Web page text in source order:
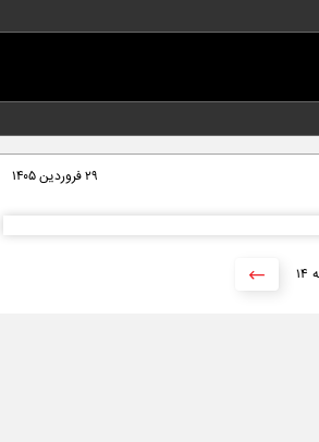
۲۹ فروردین ۱۴۰۵
۱۴